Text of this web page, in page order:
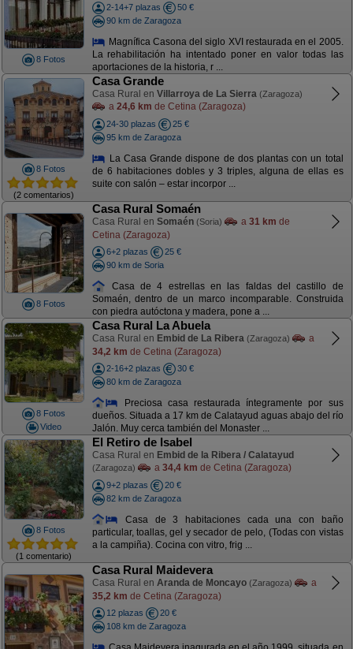
8 Fotos
2-14+7 plazas
50 €
90 km de Zaragoza
Magnífica Casona del siglo XVI restaurada en el 2005.
La rehabilitación ha intentado poner en valor todas las
aportaciones de la historia, r ...
8 Fotos
(2 comentarios)
Casa Grande
Casa Rural en Villarroya de La Sierra (Zaragoza)
a 24,6 km de Cetina (Zaragoza)
24-30 plazas
25 €
95 km de Zaragoza
La Casa Grande dispone de dos plantas con un total
de 6 habitaciones dobles y 3 triples, alguna de ellas es
suite con salón – estar incorpor ...
8 Fotos
Casa Rural Somaén
Casa Rural en Somaén (Soria) a 31 km de
Cetina (Zaragoza)
6+2 plazas
25 €
90 km de Soria
Casa de 4 estrellas en las faldas del castillo de
Somaén, dentro de un marco incomparable. Construida
con piedra autóctona y madera, pone a ...
8 Fotos
Video
Casa Rural La Abuela
Casa Rural en Embid de La Ribera (Zaragoza)
a
34,2 km de Cetina (Zaragoza)
2-16+2 plazas
30 €
80 km de Zaragoza
Preciosa casa restaurada íntegramente por sus
dueños. Situada a 17 km de Calatayud aguas abajo del río
Jalón. Muy cerca también del Monaster ...
8 Fotos
(1 comentario)
El Retiro de Isabel
Casa Rural en Embid de la Ribera / Calatayud
(Zaragoza) a 34,4 km de Cetina (Zaragoza)
9+2 plazas
20 €
82 km de Zaragoza
Casa de 3 habitaciones cada una con baño
particular, toallas, gel y secador de pelo, (Todas con vistas
a la campiña). Cocina con vitro, frig ...
Casa Rural Maidevera
Casa Rural en Aranda de Moncayo (Zaragoza)
a
35,2 km de Cetina (Zaragoza)
12 plazas
20 €
108 km de Zaragoza